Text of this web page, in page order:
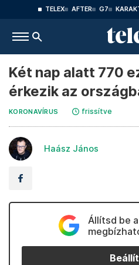
TELEX AFTER G7
Két nap alatt 770
érkezik az
KORONAVÍRUS frissítve
Haász János
Állítsd be